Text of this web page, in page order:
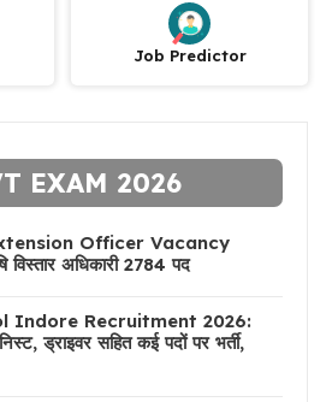
Job Predictor
EXAM 2026
Officer Vacancy
अधिकारी 2784 पद
Indore Recruitment 2026:
ड्राइवर सहित कई पदों पर भर्ती,